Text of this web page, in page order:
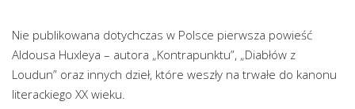
Nie publikowana dotychczas w Polsce pierwsza powieść
Aldousa Huxleya – autora „Kontrapunktu”, „Diabłów z
Loudun” oraz innych dzieł, które weszły na trwałe do kanonu
literackiego XX wieku.